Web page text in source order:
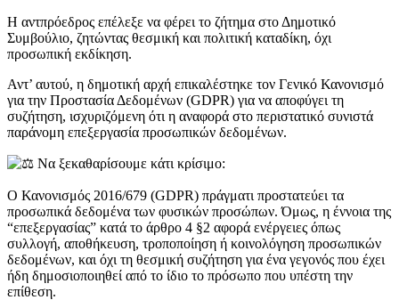
Η αντπρόεδρος επέλεξε να φέρει το ζήτημα στο Δημοτικό
Συμβούλιο, ζητώντας θεσμική και πολιτική καταδίκη, όχι
προσωπική εκδίκηση.
Αντ’ αυτού, η δημοτική αρχή επικαλέστηκε τον Γενικό Κανονισμό
για την Προστασία Δεδομένων (GDPR) για να αποφύγει τη
συζήτηση, ισχυριζόμενη ότι η αναφορά στο περιστατικό συνιστά
παράνομη επεξεργασία προσωπικών δεδομένων.
Να ξεκαθαρίσουμε κάτι κρίσιμο:
Ο Κανονισμός 2016/679 (GDPR) πράγματι προστατεύει τα
προσωπικά δεδομένα των φυσικών προσώπων. Όμως, η έννοια της
“επεξεργασίας” κατά το άρθρο 4 §2 αφορά ενέργειες όπως
συλλογή, αποθήκευση, τροποποίηση ή κοινολόγηση προσωπικών
δεδομένων, και όχι τη θεσμική συζήτηση για ένα γεγονός που έχει
ήδη δημοσιοποιηθεί από το ίδιο το πρόσωπο που υπέστη την
επίθεση.